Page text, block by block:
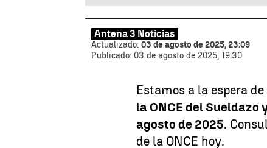
Antena 3 Noticias
Actualizado: 03 de agosto de 2025, 23:09
Publicado: 03 de agosto de 2025, 19:30
Estamos a la espera
la ONCE del Sueldazo
agosto de 2025.
de la ONCE hoy.